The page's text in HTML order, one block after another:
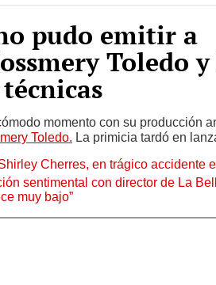
pudo emitir a
Toledo
momento con su producción
Toledo. La primicia tardó en
Cherres, en trágico accidente
sentimental con director de La
muy bajo”